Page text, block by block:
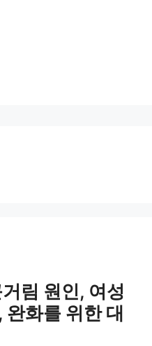
림 원인, 여성
완화를 위한 대